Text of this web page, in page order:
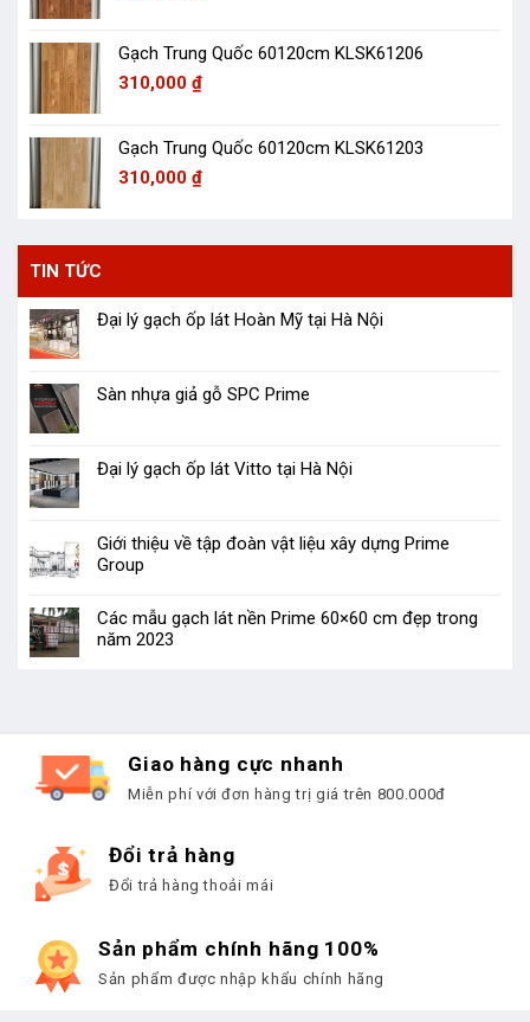
Gạch Trung Quốc 60120cm KLSK61206
310,000 ₫
Gạch Trung Quốc 60120cm KLSK61203
310,000 ₫
TIN TỨC
Đại lý gạch ốp lát Hoàn Mỹ tại Hà Nội
Sàn nhựa giả gỗ SPC Prime
Đại lý gạch ốp lát Vitto tại Hà Nội
Giới thiệu về tập đoàn vật liệu xây dựng Prime
Group
Các mẫu gạch lát nền Prime 60×60 cm đẹp trong
năm 2023
Giao hàng cực nhanh
Miễn phí với đơn hàng trị giá trên 800.000đ
Đổi trả hàng
Đổi trả hàng thoải mái
Sản phẩm chính hãng 100%
Sản phẩm được nhập khẩu chính hãng